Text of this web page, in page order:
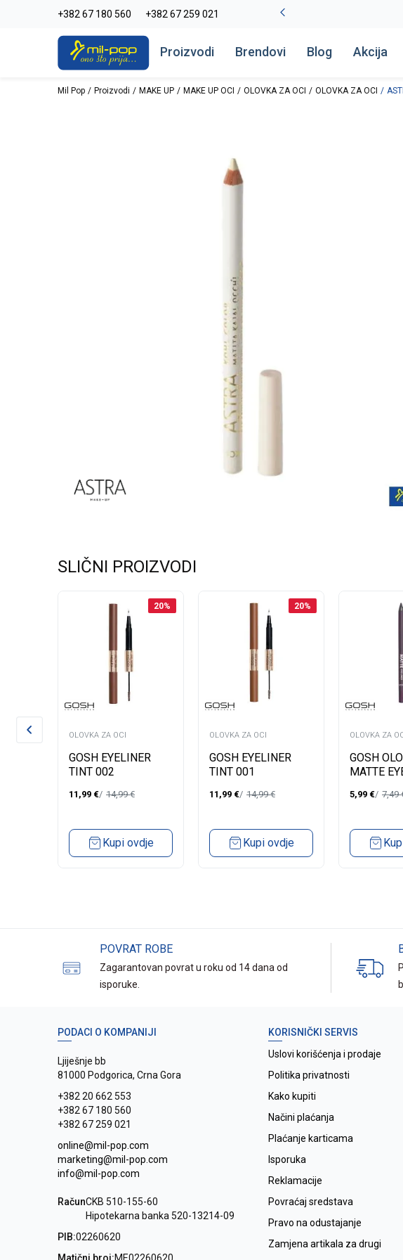
+382 67 180 560 +382 67 259 021
La Plage peškiri do -30% Pogledaj više
Proizvodi Brendovi Blog Akcija
Mil Pop Proizvodi MAKE UP MAKE UP OCI OLOVKA ZA OCI OLOVKA ZA OCI
SLIČNI PROIZVODI
20%
OLOVKA ZA OCI
GOSH EYELINER
TINT 002
11,99 € 14,99€
Kupi ovdje
20%
OLOVKA ZA OCI
GOSH EYELINER
TINT 001
11,99 € 14,99€
Kupi ovdje
OLOVKA ZA
GOSH
MATTE
5,99 € 7,49
POVRAT ROBE
Zagarantovan povrat u roku od 14 dana od
isporuke.
PODACI O KOMPANIJI
Ljiješnje bb
81000 Podgorica, Crna Gora
+382 20 662 553
+382 67 180 560
+382 67 259 021
online@mil-pop.com
marketing@mil-pop.com
info@mil-pop.com
RačunCKB 510-155-60
Hipotekarna banka 520-13214-09
PIB:02260620
KORISNIČKI SERVIS
Uslovi korišćenja i prodaje
Politika privatnosti
Kako kupiti
Načini plaćanja
Plaćanje karticama
Isporuka
Reklamacije
Povraćaj sredstava
Pravo na odustajanje
Zamjena artikala za drugi